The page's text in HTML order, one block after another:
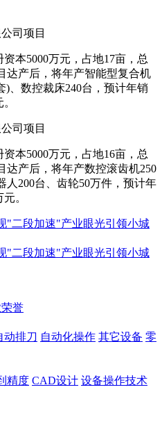
司项目
本5000万元，占地17亩，总
达产后，将年产智能型复合机
)、数控裁床240台，预计年销
司项目
本5000万元，占地16亩，总
达产后，将年产数控滚齿机250
人200台、齿轮50万件，预计年
。
"二段加速"产业眼光引领小城
"二段加速"产业眼光引领小城
誉
动排刀 自动化操作 其它设备 零
精度 CAD设计 设备操作技术